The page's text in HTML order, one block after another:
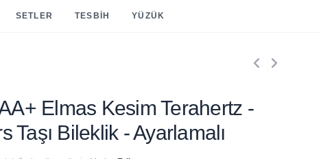
SETLER TESBIH YÜZÜK
Elmas Kesim Terahertz -
Taşı Bileklik - Ayarlamalı